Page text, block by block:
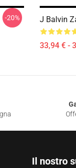
-20% J Balvin
33,94 € -
Il nostro